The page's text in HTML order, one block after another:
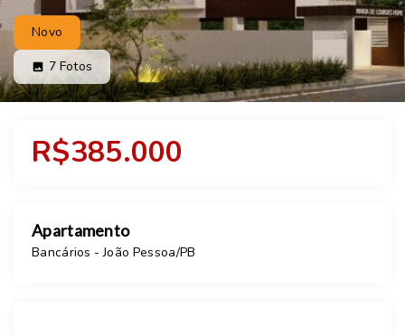
Novo
7 Fotos
R$385.000
Apartamento
Bancários - João Pessoa/PB